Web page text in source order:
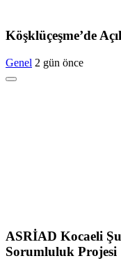
Köşklüçeşme’de
Genel 2 gün önce
ASRİAD Kocaeli
Sorumluluk Projesi